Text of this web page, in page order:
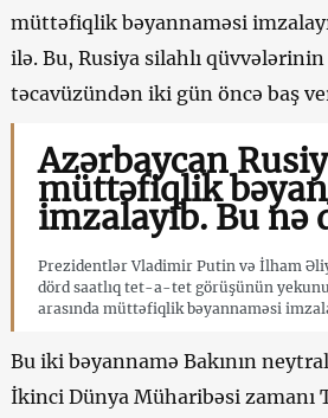
müttəfiqlik bəyannaməsi
ilə. Bu, Rusiya silahlı qüvvələrinin
təcavüzündən iki gün öncə baş
Azərbaycan
müttəfiqlik
imzalayıb. Bu nə
Prezidentlər Vladimir Putin və İlham
dörd saatlıq tet-a-tet görüşünün
arasında müttəfiqlik bəyannaməsi
Bu iki bəyannamə Bakının
İkinci Dünya Müharibəsi zamanı